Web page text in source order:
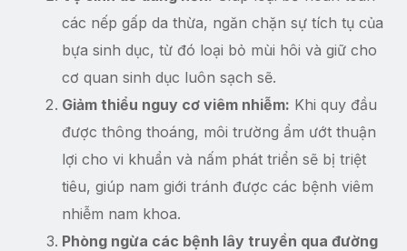
các nếp gấp da thừa, ngăn chặn sự tích tụ của
bựa sinh dục, từ đó loại bỏ mùi hôi và giữ cho
cơ quan sinh dục luôn sạch sẽ.
Giảm thiểu nguy cơ viêm nhiễm: Khi quy đầu
được thông thoáng, môi trường ẩm ướt thuận
lợi cho vi khuẩn và nấm phát triển sẽ bị triệt
tiêu, giúp nam giới tránh được các bệnh viêm
nhiễm nam khoa.
Phòng ngừa các bệnh lây truyền qua đường